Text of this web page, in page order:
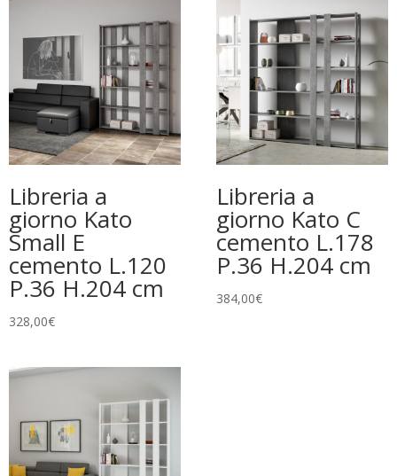
Libreria a
giorno Kato
Small E
cemento L.120
P.36 H.204 cm
328,00€
Libreria a
giorno Kato C
cemento L.178
P.36 H.204 cm
384,00€